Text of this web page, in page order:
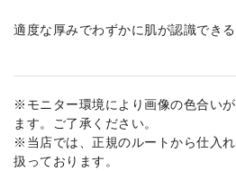
適度な厚みでわずかに肌が認識できる
※モニター環境により画像の色合い
ます。ご了承ください。
※当店では、正規のルートから仕入
扱っております。